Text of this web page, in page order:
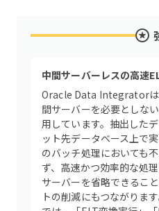
中間サーバーレスの高速
Oracle Data Integratorは
間サーバーを必要としな
用しています。抽出した
ット先データベース上で
のバッチ処理においても
ず、高速かつ効率的な処
サーバーを省略できるこ
トの削減にもつながりま